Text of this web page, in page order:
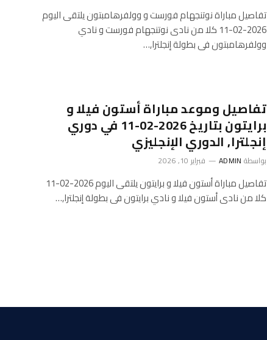
تفاصيل مباراة نوتنجهام فورست و وولفرهامبتون يلتقى اليوم
2026-02-11 كلا من نادى نوتنجهام فورست و نادي
وولفرهامبتون فى بطولة إنجلترا,…
تفاصيل وموعد مباراة أستون فيلا و
برايتون بتاريخ 2026-02-11 في دوري
إنجلترا, الدوري الإنجليزي
بواسطة ADMIN فبراير 10, 2026
تفاصيل مباراة أستون فيلا و برايتون يلتقى اليوم 2026-02-11
كلا من نادى أستون فيلا و نادي برايتون فى بطولة إنجلترا,…